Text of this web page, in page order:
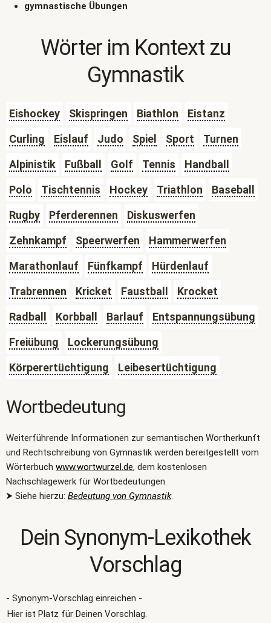
gymnastische Übungen
Wörter im Kontext zu
Gymnastik
Eishockey Skispringen Biathlon
Eistanz
Curling
Eislauf Judo Spiel Sport
Turnen
Alpinistik
Fußball Golf Tennis
Handball
Polo
Tischtennis Hockey Triathlon
Baseball
Rugby
Pferderennen
Diskuswerfen
Zehnkampf
Speerwerfen
Hammerwerfen
Marathonlauf
Fünfkampf
Hürdenlauf
Trabrennen
Kricket Faustball
Krocket
Radball
Korbball Barlauf
Entspannungsübung
Freiübung
Lockerungsübung
Körperertüchtigung
Leibesertüchtigung
Wortbedeutung
Weiterführende Informationen zur semantischen Wortherkunft
und Rechtschreibung von Gymnastik werden bereitgestellt vom
Wörterbuch www.wortwurzel.de, dem kostenlosen
Nachschlagewerk für Wortbedeutungen.
⮞ Siehe hierzu: Bedeutung von Gymnastik.
Dein Synonym-Lexikothek
Vorschlag
- Synonym-Vorschlag einreichen -
Hier ist Platz für Deinen Vorschlag.